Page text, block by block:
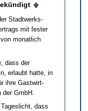
Stadt­werks-
mit fes­ter
mo­nat­lich
dass der
er­laubt hat­te, in
ih­re Gast­wirt­
der GmbH.
dass